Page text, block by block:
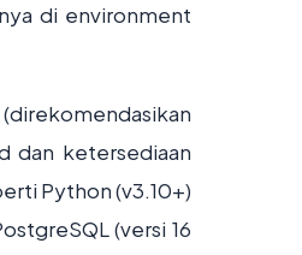
di environment
dan ketersediaan
Python (v3.10+)
(versi 16